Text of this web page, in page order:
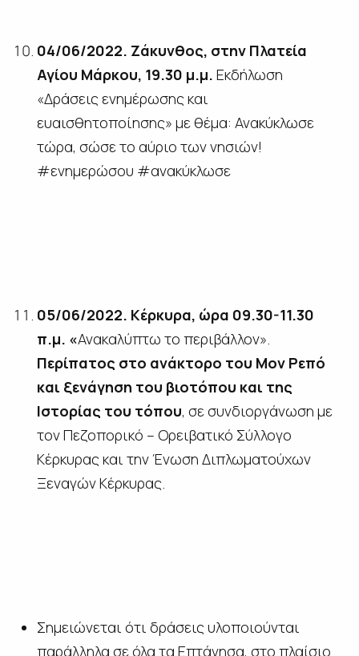
04/06/2022. Ζάκυνθος, στην Πλατεία
Αγίου Μάρκου, 19.30 μ.μ. Εκδήλωση
«Δράσεις ενημέρωσης και
ευαισθητοποίησης» με θέμα: Ανακύκλωσε
τώρα, σώσε το αύριο των νησιών!
#ενημερώσου #ανακύκλωσε
05/06/2022. Κέρκυρα, ώρα 09.30-11.30
π.μ. «Ανακαλύπτω το περιβάλλον».
Περίπατος στο ανάκτορο του Μον Ρεπό
και ξενάγηση του βιοτόπου και της
Ιστορίας του τόπου, σε συνδιοργάνωση με
τον Πεζοπορικό – Ορειβατικό Σύλλογο
Κέρκυρας και την Ένωση Διπλωματούχων
Ξεναγών Κέρκυρας.
Σημειώνεται ότι δράσεις υλοποιούνται
παράλληλα σε όλα τα Επτάνησα, στο πλαίσιο